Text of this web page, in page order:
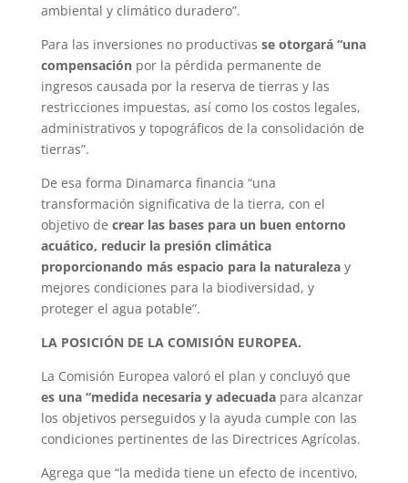
ambiental y climático duradero”.
Para las inversiones no productivas se otorgará “una
compensaciónpor la pérdida permanente de
ingresos causada por la reserva de tierras y las
restricciones impuestas, así como los costos legales,
administrativos y topográficos de la consolidación de
tierras”.
De esa forma Dinamarca financia “una
transformación significativa de la tierra, con el
objetivo de crear las bases para un buen entorno
acuático, reducir la presión climática
proporcionando más espacio para la naturalezay
mejores condiciones para la biodiversidad, y
proteger el agua potable”.
LA POSICIÓN DE LA COMISIÓN EUROPEA.
La Comisión Europea valoró el plan y concluyó que
es una “medida necesaria y adecuadapara alcanzar
los objetivos perseguidos y la ayuda cumple con las
condiciones pertinentes de las Directrices Agrícolas.
Agrega que “la medida tiene un efecto de incentivo,